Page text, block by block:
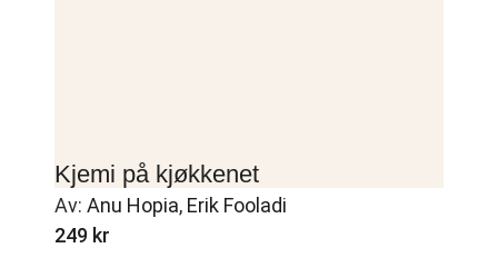
Kjemi på kjøkkenet
Av: Anu Hopia, Erik Fooladi
249 kr